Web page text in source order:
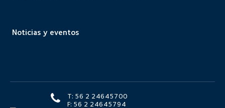
Noticias y eventos
T: 56 2 24645700
F: 56 2 24645794